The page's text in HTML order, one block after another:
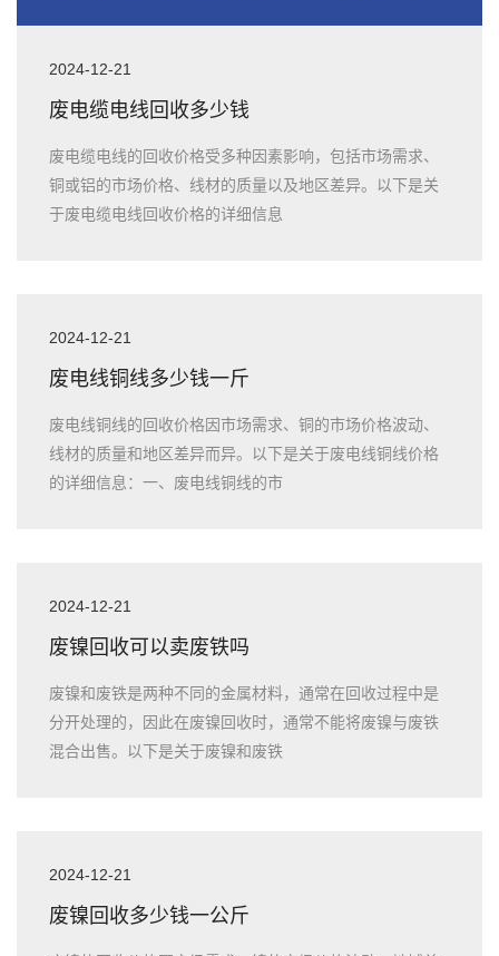
2024-12-21
废电缆电线回收多少钱
废电缆电线的回收价格受多种因素影响，包括市场需求、
铜或铝的市场价格、线材的质量以及地区差异。以下是关
于废电缆电线回收价格的详细信息
2024-12-21
废电线铜线多少钱一斤
废电线铜线的回收价格因市场需求、铜的市场价格波动、
线材的质量和地区差异而异。以下是关于废电线铜线价格
的详细信息：一、废电线铜线的市
2024-12-21
废镍回收可以卖废铁吗
废镍和废铁是两种不同的金属材料，通常在回收过程中是
分开处理的，因此在废镍回收时，通常不能将废镍与废铁
混合出售。以下是关于废镍和废铁
2024-12-21
废镍回收多少钱一公斤